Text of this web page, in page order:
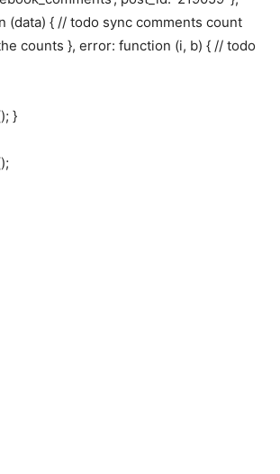
(data) { // todo sync comments count
counts }, error: function (i, b) { // todo
}